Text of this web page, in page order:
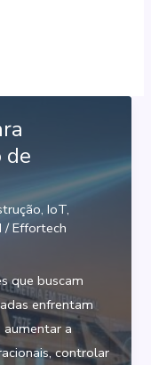
de
,IoT,
/Effortech
que buscam
enfrentam
aumentar a
controlar